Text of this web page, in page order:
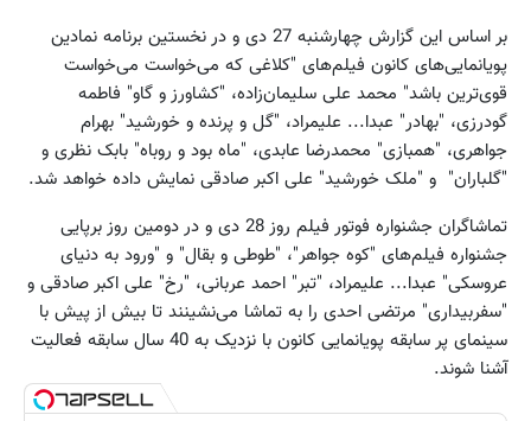
بر اساس این گزارش چهارشنبه 27 دی و در نخستین برنامه نمادین
پویانمایی‌های کانون فیلم‌های "کلاغی که می‌خواست می‌خواست
قوی‌ترین باشد" محمد علی سلیمان‌زاده، "کشاورز و گاو" فاطمه
گودرزی، "بهادر" عبدا... علیمراد، "گل و پرنده و خورشید" بهرام
جواهری، "همبازی" محمدرضا عابدی، "ماه بود و روباه" بابک نظری و
"گلباران" و "ملک خورشید" علی اکبر صادقی نمایش داده خواهد شد.
تماشاگران جشنواره فوتور فیلم روز 28 دی و در دومین روز برپایی
جشنواره فیلم‌های "کوه جواهر"، "طوطی و بقال" و "ورود به دنیای
عروسکی" عبدا... علیمراد، "تبر" احمد عربانی، "رخ" علی اکبر صادقی و
"سفربیداری" مرتضی احدی را به تماشا می‌نشینند تا بیش از پیش با
سینمای پر سابقه پویانمایی کانون با نزدیک به 40 سال سابقه فعالیت
آشنا شوند.